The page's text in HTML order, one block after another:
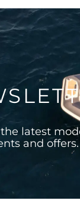
latest
and offers.